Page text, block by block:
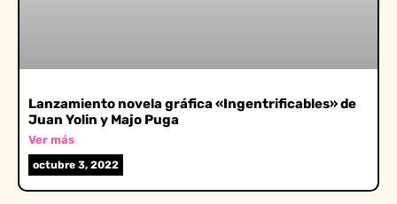
Lanzamiento novela gráfica «Ingentrificables» de
Juan Yolin y Majo Puga
Ver más
octubre 3, 2022